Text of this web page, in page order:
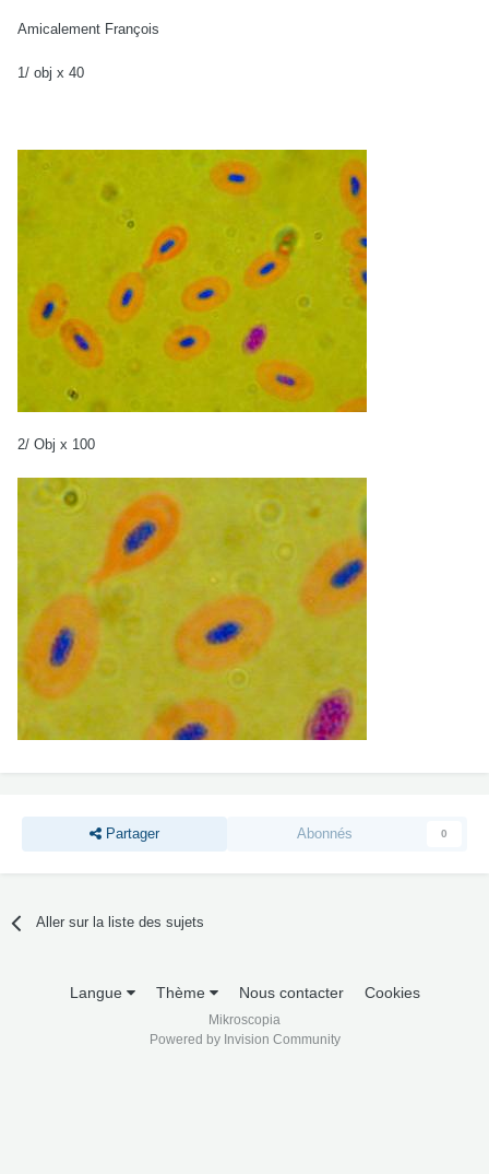
Amicalement François
1/ obj x 40
2/ Obj x 100
Partager Abonnés 0
Aller sur la liste des sujets
Langue Thème Nous contacter Cookies
Mikroscopia
Powered by Invision Community